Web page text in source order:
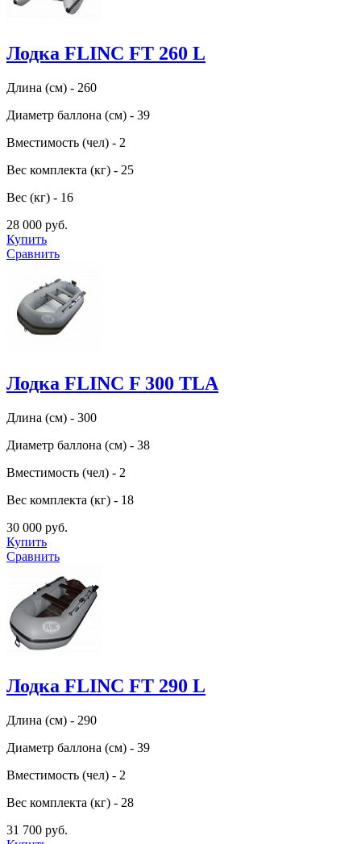
Лодка FLINC FT 260 L
Длина (см) - 260
Диаметр баллона (см) - 39
Вместимость (чел) - 2
Вес комплекта (кг) - 25
Вес (кг) - 16
28 000 руб.
Купить
Сравнить
Лодка FLINC F 300 TLA
Длина (см) - 300
Диаметр баллона (см) - 38
Вместимость (чел) - 2
Вес комплекта (кг) - 18
30 000 руб.
Купить
Сравнить
Лодка FLINC FТ 290 L
Длина (см) - 290
Диаметр баллона (см) - 39
Вместимость (чел) - 2
Вес комплекта (кг) - 28
31 700 руб.